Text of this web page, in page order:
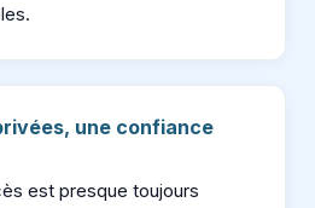
une confiance
est presque toujours